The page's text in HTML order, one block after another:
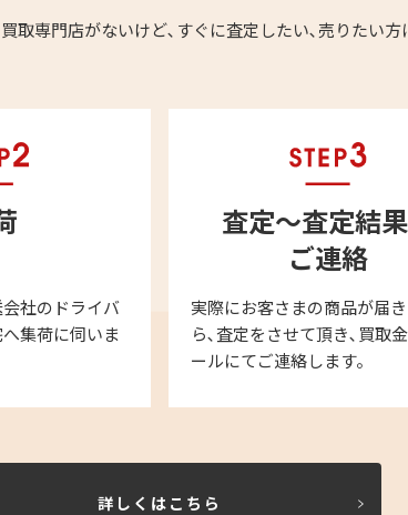
取専門店がないけど､すぐに査定したい､売りたい
社のドライバ
集荷に伺いま
査定～査定結
ご連絡
実際にお客さまの商品が届
ら､査定をさせて頂き､買取
ールにてご連絡します。
詳しくはこちら